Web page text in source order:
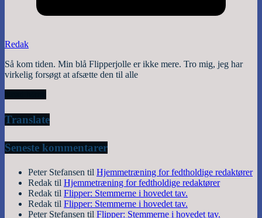
Redak
Så kom tiden. Min blå Flipperjolle er ikke mere. Tro mig, jeg har
virkelig forsøgt at afsætte den til alle
Translate
Seneste kommentarer
Peter Stefansen til Hjemmetræning for fedtholdige redaktører
Redak til Hjemmetræning for fedtholdige redaktører
Redak til Flipper: Stemmerne i hovedet tav.
Redak til Flipper: Stemmerne i hovedet tav.
Peter Stefansen til Flipper: Stemmerne i hovedet tav.